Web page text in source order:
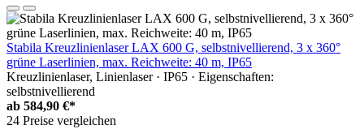
Stabila Kreuzlinienlaser LAX 600 G, selbstnivellierend, 3 x 360°
grüne Laserlinien, max. Reichweite: 40 m, IP65
Kreuzlinienlaser, Linienlaser · IP65 · Eigenschaften:
selbstnivellierend
ab 584,90 €*
24 Preise vergleichen